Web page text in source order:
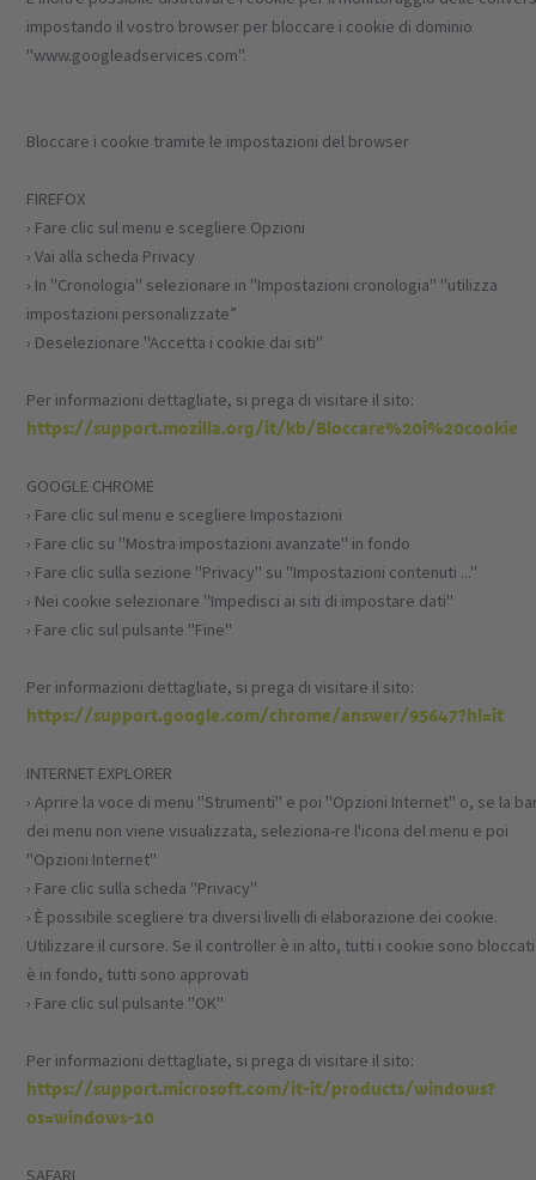
impostando il vostro browser per bloccare i cookie di dominio
"www.googleadservices.com".
Bloccare i cookie tramite le impostazioni del browser
FIREFOX
› Fare clic sul menu e scegliere Opzioni
› Vai alla scheda Privacy
› In "Cronologia" selezionare in "Impostazioni cronologia" "utilizza
impostazioni personalizzate”
› Deselezionare "Accetta i cookie dai siti"
Per informazioni dettagliate, si prega di visitare il sito:
https://support.mozilla.org/it/kb/Bloccare%20i%20cookie
GOOGLE CHROME
› Fare clic sul menu e scegliere Impostazioni
› Fare clic su "Mostra impostazioni avanzate" in fondo
› Fare clic sulla sezione "Privacy" su "Impostazioni contenuti ..."
› Nei cookie selezionare "Impedisci ai siti di impostare dati"
› Fare clic sul pulsante "Fine"
Per informazioni dettagliate, si prega di visitare il sito:
https://support.google.com/chrome/answer/95647?hl=it
INTERNET EXPLORER
› Aprire la voce di menu "Strumenti" e poi "Opzioni Internet" o, se la
dei menu non viene visualizzata, seleziona-re l'icona del menu e poi
"Opzioni Internet"
› Fare clic sulla scheda "Privacy"
› È possibile scegliere tra diversi livelli di elaborazione dei cookie.
Utilizzare il cursore. Se il controller è in alto, tutti i cookie sono
è in fondo, tutti sono approvati
› Fare clic sul pulsante "OK"
Per informazioni dettagliate, si prega di visitare il sito:
https://support.microsoft.com/it-it/products/windows?
os=windows-10
SAFARI